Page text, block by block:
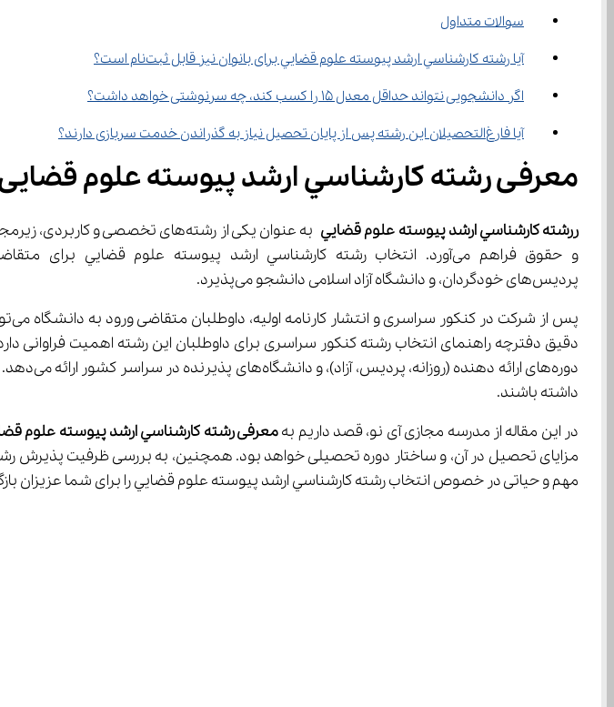
سوالات متداول
آیا رشته ﻛﺎرﺷﻨﺎﺳﻲ ارﺷﺪ ﭘﻴﻮﺳﺘﻪ ﻋﻠﻮم ﻗﻀﺎﻳﻲ برای بانوان نیز قابل ثبت‌نام است؟
اگر دانشجویی نتواند حداقل معدل 15 را کسب کند، چه سرنوشتی خواهد داشت؟
آیا فارغ‌التحصیلان این رشته پس از پایان تحصیل نیاز به گذراندن خدمت سربازی دارند؟
معرفی رشته ﻛﺎرﺷﻨﺎﺳﻲ ارﺷﺪ ﭘﻴﻮﺳﺘﻪ علوم
ررشته ﻛﺎرﺷﻨﺎﺳﻲ ارﺷﺪ ﭘﻴﻮﺳﺘﻪ ﻋﻠﻮم ﻗﻀﺎﻳﻲ
به عنوان یکی از رشته‌های تخصصی و
پردیس‌های خودگردان، و دانشگاه آزاد اسلامی دانشجو می‌پذیرد.
پس
دقیق دفترچه راهنمای انتخاب رشته کنکور سراسری برای داوطلبان این رشته اهمیت
داشته باشند.
در این مقاله از مدرسه مجازی آی نو، قصد داریم به معرفی رشته ﻛﺎرﺷﻨﺎﺳﻲ ارﺷﺪ ﭘﻴﻮﺳﺘﻪ علوم
مهم و حیاتی در خصوص انتخاب رشته ﻛﺎرﺷﻨﺎﺳﻲ ارﺷﺪ ﭘﻴﻮﺳﺘﻪ ﻋﻠﻮم ﻗﻀﺎﻳﻲ را برای شما عزیزان